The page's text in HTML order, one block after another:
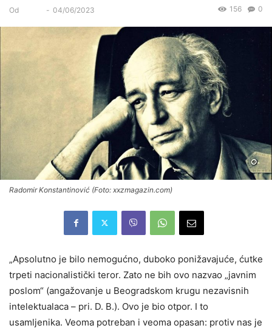
Od - 04/06/2023 0
156
Radomir Konstantinović (Foto: xxzmagazin.com)
„Apsolutno je bilo nemogućno, duboko ponižavajuće, ćutke
trpeti nacionalistički teror. Zato ne bih ovo nazvao „javnim
poslom“ (angažovanje u Beogradskom krugu nezavisnih
intelektualaca – pri. D. B.). Ovo je bio otpor. I to
usamljenika. Veoma potreban i veoma opasan: protiv nas je